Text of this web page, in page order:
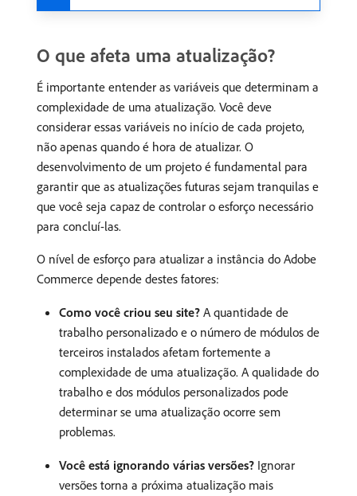
O que afeta uma atualização?
É importante entender as variáveis que determinam a
complexidade de uma atualização. Você deve
considerar essas variáveis no início de cada projeto,
não apenas quando é hora de atualizar. O
desenvolvimento de um projeto é fundamental para
garantir que as atualizações futuras sejam tranquilas e
que você seja capaz de controlar o esforço necessário
para concluí-las.
O nível de esforço para atualizar a instância do Adobe
Commerce depende destes fatores:
Como você criou seu site? A quantidade de
trabalho personalizado e o número de módulos de
terceiros instalados afetam fortemente a
complexidade de uma atualização. A qualidade do
trabalho e dos módulos personalizados pode
determinar se uma atualização ocorre sem
problemas.
Você está ignorando várias versões? Ignorar
versões torna a próxima atualização mais